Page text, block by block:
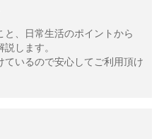
、日常生活のポイントから
します。
いるので安心してご利用頂け